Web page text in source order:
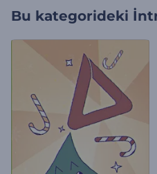
Bu kategorideki